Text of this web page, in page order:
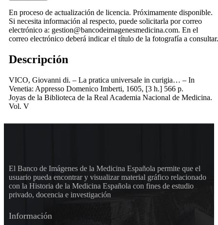
En proceso de actualización de licencia. Próximamente disponible.
Si necesita información al respecto, puede solicitarla por correo
electrónico a: gestion@bancodeimagenesmedicina.com. En el
correo electrónico deberá indicar el título de la fotografía a consultar.
Descripción
VICO, Giovanni di. – La pratica universale in curigia… – In
Venetia: Appresso Domenico Imberti, 1605, [3 h.] 566 p.
Joyas de la Biblioteca de la Real Academia Nacional de Medicina.
Vol. V
El Banco de Imágenes de la Medicina Española permite que el
usuario pueda encontrar y visualizar material gráfico relacionado
con la Historia de la Medicina Española con fines de estudio
privado, docencia e investigación
Información